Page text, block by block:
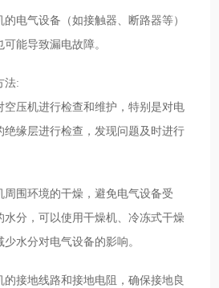
电气设备（如接触器、断路器等）
能导致漏电故障。
法:
空压机进行检查和维护，特别是对电
绝缘层进行检查，发现问题及时进行
周围环境的干燥，避免电气设备受
分，可以使用干燥机、冷冻式干燥
水分对电气设备的影响。
接地线路和接地电阻，确保接地良